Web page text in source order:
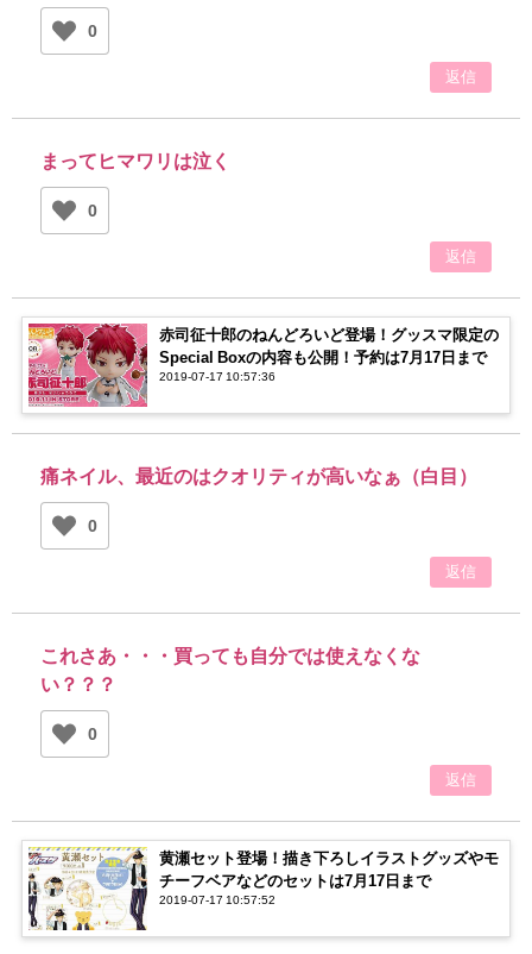
0
返信
まってヒマワリは泣く
0
返信
赤司征十郎のねんどろいど登場！グッスマ限定の
Special Boxの内容も公開！予約は7月17日まで
2019-07-17 10:57:36
痛ネイル、最近のはクオリティが高いなぁ（白目）
0
返信
これさあ・・・買っても自分では使えなくな
い？？？
0
返信
黄瀬セット登場！描き下ろしイラストグッズやモ
チーフベアなどのセットは7月17日まで
2019-07-17 10:57:52